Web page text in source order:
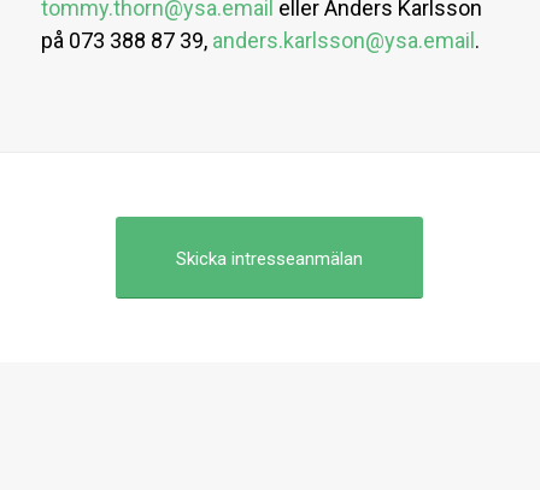
tommy.thorn@ysa.email eller Anders Karlsson
på 073 388 87 39, anders.karlsson@ysa.email .
Skicka intresseanmälan